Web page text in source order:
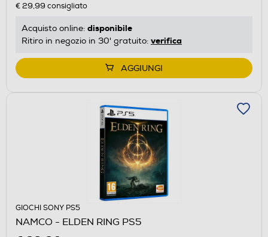
€ 29,99 consigliato
Acquisto online: disponibile
Ritiro in negozio in 30' gratuito: verifica
AGGIUNGI
GIOCHI SONY PS5
NAMCO - ELDEN RING PS5